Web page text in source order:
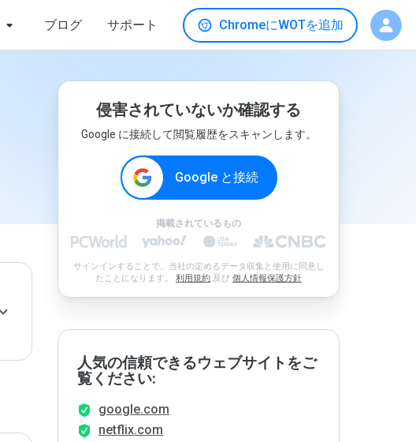
ブログ サポート ChromeにWOTを追加
侵害されていないか確認する
Google に接続して閲覧履歴をスキャンします。
Google と接続
掲載されているもの
サインインすることで、当社の定めるデータ収集と使用に同意し
たことになります。 利用規約 及び 個人情報保護方針
人気の信頼できるウェブサイトをご
覧ください:
google.com
netflix.com